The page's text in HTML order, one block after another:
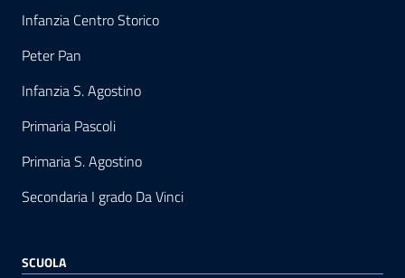
Infanzia Centro Storico
Peter Pan
Infanzia S. Agostino
Primaria Pascoli
Primaria S. Agostino
Secondaria I grado Da Vinci
SCUOLA